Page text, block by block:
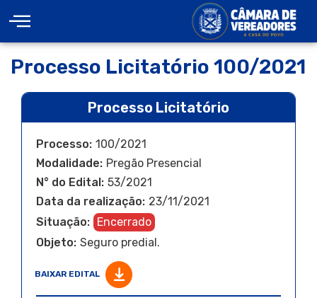
Processo Licitatório 100/2021
Processo Licitatório
Processo: 100/2021
Modalidade: Pregão Presencial
N° do Edital: 53/2021
Data da realização: 23/11/2021
Situação: Encerrado
Objeto: Seguro predial.
BAIXAR EDITAL